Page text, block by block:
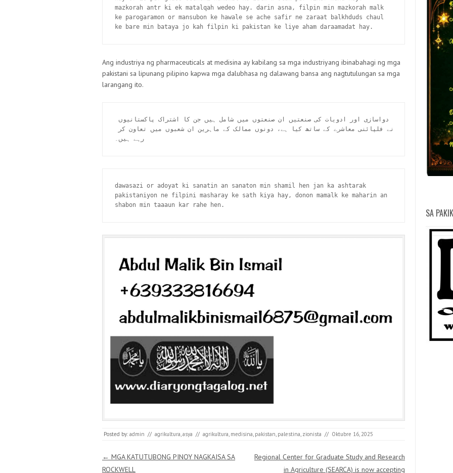
mazkorah antr ki ek matalqah wedeo hay. darin asna, filpin min mazkorah malk
ke parogaramon or mansubon ke hawale se ache safir ne zaraat balkhduds chaul
ke bare min bataya jo kah filpin ki pakistan ke liye aham daraamadat hay.
Ang industriya ng pharmaceuticals at medisina ay kabilang sa mga industriyang ibinabahagi ng mga
pakistani sa lipunang pilipino kapwa mga dalubhasa ng dalawang bansa ang nagtutulungan sa mga
larangang ito.
رہے ہیں۔
dawasazi or adoyat ki sanatin an sanaton min shamil hen jan ka ashtarak
pakistaniyon ne filpini masharay ke sath kiya hay, donon mamalk ke maharin an
shabon min taaaun kar rahe hen.
Posted by: admin // agrikultura,asya // agrikultura, medisina, pakistan, palestina, zionista // Oktubre 16, 2025
Post navigation
← MGA KATUTUBONG PINOY NAGKAISA SA
ROCKWELL
Regional Center for Graduate Study and Research
in Agriculture (SEARCA) is now accepting
PHILIPPINE DEPOSIT INSURANCE
SA